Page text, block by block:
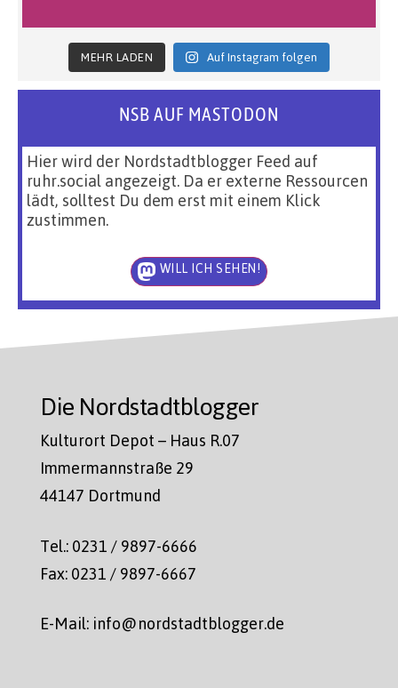
MEHR LADEN Auf Instagram folgen
NSB AUF MASTODON
Hier wird der Nordstadtblogger Feed auf
ruhr.social angezeigt. Da er externe Ressourcen
lädt, solltest Du dem erst mit einem Klick
zustimmen.
WILL ICH SEHEN!
Die Nordstadtblogger
Kulturort Depot – Haus R.07
Immermannstraße 29
44147 Dortmund
Tel.: 0231 / 9897-6666
Fax: 0231 / 9897-6667
E-Mail: info@nordstadtblogger.de